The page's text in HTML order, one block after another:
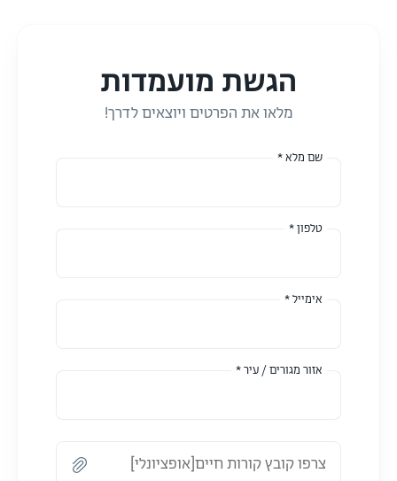
הגשת מועמדות
מלאו את הפרטים ויוצאים לדרך!
שם מלא *
טלפון *
אימייל *
אזור מגורים / עיר *
צרפו קובץ קורות חיים[אופציונלי]